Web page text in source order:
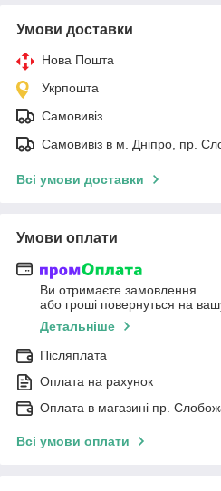
Умови доставки
Нова Пошта
Укрпошта
Самовивіз
Самовивіз в м. Дніпро, пр.
Всі умови доставки
Умови оплати
Ви отримаєте замовлення
або гроші повернуться на
Детальніше
Післяплата
Оплата на рахунок
Оплата в магазині пр.
Всі умови оплати